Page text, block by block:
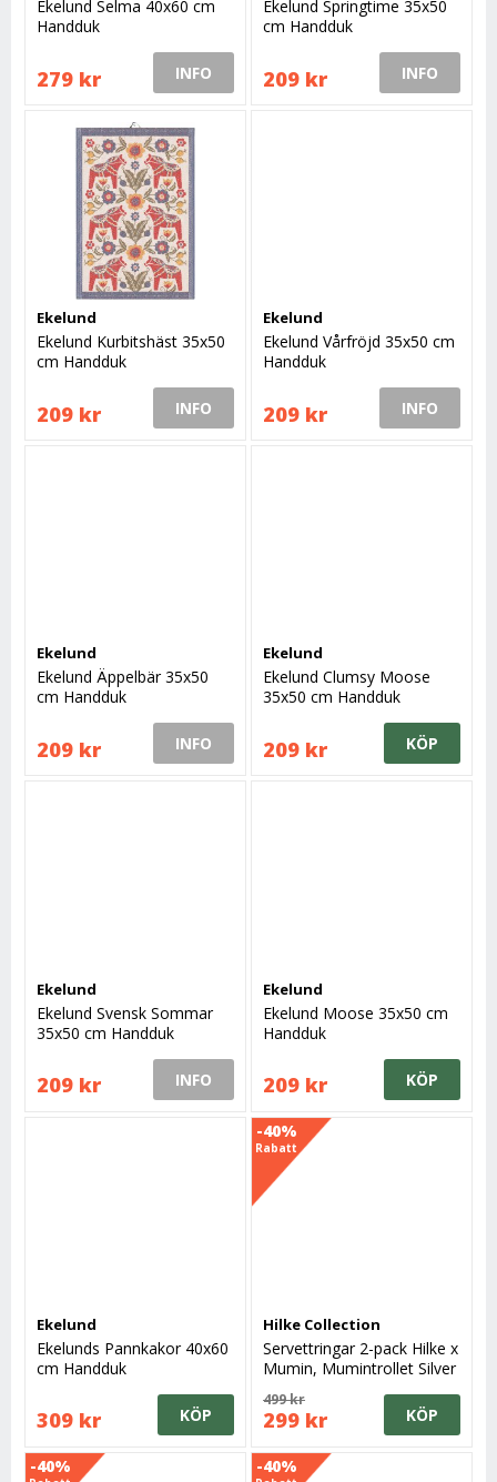
Ekelund Selma 40x60 cm
Handduk
279 kr INFO
Ekelund Springtime 35x50
cm Handduk
209 kr INFO
Ekelund
Ekelund Kurbitshäst 35x50
cm Handduk
209 kr INFO
Ekelund
Ekelund Vårfröjd 35x50 cm
Handduk
209 kr INFO
Ekelund
Ekelund Äppelbär 35x50
cm Handduk
209 kr INFO
Ekelund
Ekelund Clumsy Moose
35x50 cm Handduk
209 kr KÖP
Ekelund
Ekelund Svensk Sommar
35x50 cm Handduk
209 kr INFO
Ekelund
Ekelund Moose 35x50 cm
Handduk
209 kr KÖP
Ekelund
Ekelunds Pannkakor 40x60
cm Handduk
309 kr KÖP
-40%
Rabatt
Hilke Collection
Servettringar 2-pack Hilke x
Mumin, Mumintrollet Silver
499 kr
299 kr KÖP
-40% -40%